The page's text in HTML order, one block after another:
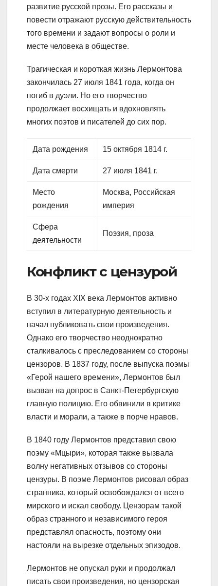
развитие русской прозы. Его рассказы и
повести отражают русскую действительность
того времени и задают вопросы о роли и
месте человека в обществе.
Трагическая и короткая жизнь Лермонтова
закончилась 27 июля 1841 года, когда он
погиб в дуэли. Но его творчество
продолжает восхищать и вдохновлять
многих поэтов и писателей до сих пор.
Дата рождения 15 октября 1814 г.
Дата смерти 27 июля 1841 г.
Место
рождения
Москва, Российская
империя
Сфера
деятельности
Поэзия, проза
Конфликт с цензурой
В 30-х годах XIX века Лермонтов активно
вступил в литературную деятельность и
начал публиковать свои произведения.
Однако его творчество неоднократно
сталкивалось с преследованием со стороны
цензоров. В 1837 году, после выпуска поэмы
«Герой нашего времени», Лермонтов был
вызван на допрос в Санкт-Петербургскую
главную полицию. Его обвинили в критике
власти и морали, а также в порче нравов.
В 1840 году Лермонтов представил свою
поэму «Мцыри», которая также вызвала
волну негативных отзывов со стороны
цензуры. В поэме Лермонтов рисовал образ
странника, который освобождался от всего
мирского и искал свободу. Цензорам такой
образ странного и независимого героя
представлял опасность, поэтому они
настояли на вырезке отдельных эпизодов.
Лермонтов не опускал руки и продолжал
писать свои произведения, но цензорская